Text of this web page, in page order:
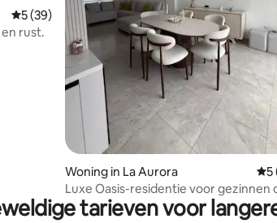
Gemiddelde beoordeling van 5 op 5, 39
5 (39)
rust.
Woning in La Aurora
5
Luxe Oasis-residentie voor gezinnen
werkgroepen
tarieven voor